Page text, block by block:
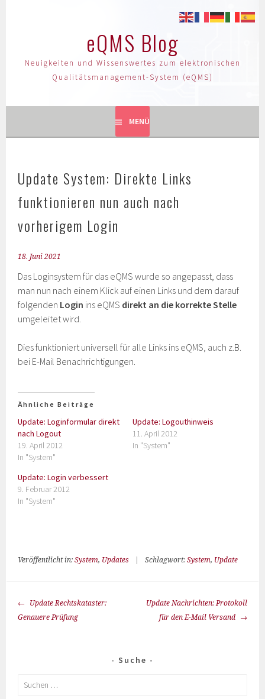
eQMS Blog
Neuigkeiten und Wissenswertes zum elektronischen
Qualitätsmanagement-System (eQMS)
MENÜ
Update System: Direkte Links
funktionieren nun auch nach
vorherigem Login
18. Juni 2021
Das Loginsystem für das eQMS wurde so angepasst, dass
man nun nach einem Klick auf einen Links und dem darauf
folgenden Login ins eQMS direkt an die korrekte Stelle
umgeleitet wird.
Dies funktioniert universell für alle Links ins eQMS, auch z.B.
bei E-Mail Benachrichtigungen.
Ähnliche Beiträge
Update: Loginformular direkt
nach Logout
19. April 2012
In "System"
Update: Logouthinweis
11. April 2012
In "System"
Update: Login verbessert
9. Februar 2012
In "System"
Veröffentlicht in:System, Updates Schlagwort:System, Update
Update Rechtskataster:
Genauere Prüfung
Update Nachrichten: Protokoll
für den E-Mail Versand
Suche